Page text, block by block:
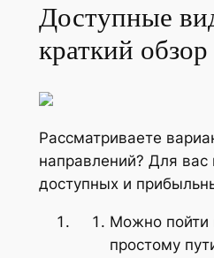
Доступные
краткий обзор
Рассматриваете
направлений? Для вас
доступных и
Можно пойти
простому